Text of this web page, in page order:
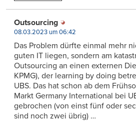
Outsourcing
08.03.2023 um 06:42
Das Problem dürfte einmal mehr
guten IT liegen, sondern am
Outsourcing an einen externen
KPMG), der learning by doing
UBS. Das hat schon ab dem
Markt Germany International bei
gebrochen (von einst fünf oder
sind noch zwei übrig) …